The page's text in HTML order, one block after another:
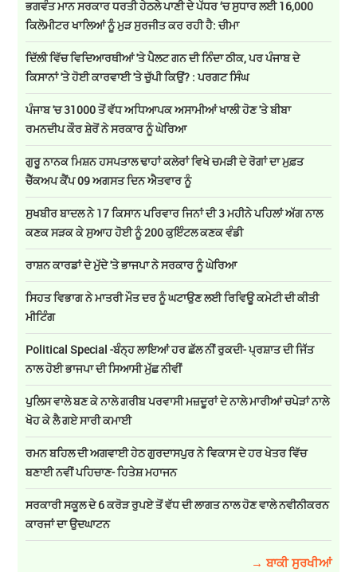
ਭਗਵੰਤ ਮਾਨ ਸਰਕਾਰ ਧਰਤੀ ਹੇਠਲੇ ਪਾਣੀ ਦੇ ਪੱਧਰ ‘ਚ ਸੁਧਾਰ ਲਈ 16,000
ਕਿਲੋਮੀਟਰ ਖਾਲਿਆਂ ਨੂੰ ਮੁੜ ਸੁਰਜੀਤ ਕਰ ਰਹੀ ਹੈ: ਚੀਮਾ
ਦਿੱਲੀ ਵਿੱਚ ਵਿਦਿਆਰਥੀਆਂ 'ਤੇ ਪੈਲਟ ਗਨ ਦੀ ਨਿੰਦਾ ਠੀਕ, ਪਰ ਪੰਜਾਬ ਦੇ
ਕਿਸਾਨਾਂ 'ਤੇ ਹੋਈ ਕਾਰਵਾਈ 'ਤੇ ਚੁੱਪੀ ਕਿਉਂ? : ਪਰਗਟ ਸਿੰਘ
ਪੰਜਾਬ 'ਚ 31000 ਤੋਂ ਵੱਧ ਅਧਿਆਪਕ ਅਸਾਮੀਆਂ ਖਾਲੀ ਹੋਣ 'ਤੇ ਬੀਬਾ
ਰਮਨਦੀਪ ਕੌਰ ਸ਼ੇਰੋਂ ਨੇ ਸਰਕਾਰ ਨੂੰ ਘੇਰਿਆ
ਗੁਰੂ ਨਾਨਕ ਮਿਸ਼ਨ ਹਸਪਤਾਲ ਢਾਹਾਂ ਕਲੇਰਾਂ ਵਿਖੇ ਚਮੜੀ ਦੇ ਰੋਗਾਂ ਦਾ ਮੁਫ਼ਤ
ਚੈੱਕਅਪ ਕੈਂਪ 09 ਅਗਸਤ ਦਿਨ ਐਤਵਾਰ ਨੂੰ
ਸੁਖਬੀਰ ਬਾਦਲ ਨੇ 17 ਕਿਸਾਨ ਪਰਿਵਾਰ ਜਿਨਾਂ ਦੀ 3 ਮਹੀਨੇ ਪਹਿਲਾਂ ਅੱਗ ਨਾਲ
ਕਣਕ ਸੜਕ ਕੇ ਸੁਆਹ ਹੋਈ ਨੂੰ 200 ਕੁਇੰਟਲ ਕਣਕ ਵੰਡੀ
ਰਾਸ਼ਨ ਕਾਰਡਾਂ ਦੇ ਮੁੱਦੇ 'ਤੇ ਭਾਜਪਾ ਨੇ ਸਰਕਾਰ ਨੂੰ ਘੇਰਿਆ
ਸਿਹਤ ਵਿਭਾਗ ਨੇ ਮਾਤਰੀ ਮੌਤ ਦਰ ਨੂੰ ਘਟਾਉਣ ਲਈ ਰਿਵਿਊ ਕਮੇਟੀ ਦੀ ਕੀਤੀ
ਮੀਟਿੰਗ
Political Special -ਬੰਨ੍ਹ ਲਾਇਆਂ ਹਰ ਛੱਲ ਨੀਂ ਰੁਕਦੀ- ਪ੍ਰਸ਼ਾਤ ਦੀ ਜਿੱਤ
ਨਾਲ ਹੋਈ ਭਾਜਪਾ ਦੀ ਸਿਆਸੀ ਮੁੱਛ ਨੀਵੀਂ
ਪੁਲਿਸ ਵਾਲੇ ਬਣ ਕੇ ਨਾਲੇ ਗਰੀਬ ਪਰਵਾਸੀ ਮਜ਼ਦੂਰਾਂ ਦੇ ਨਾਲੇ ਮਾਰੀਆਂ ਚਪੇੜਾਂ ਨਾਲੇ
ਖੋਹ ਕੇ ਲੈ ਗਏ ਸਾਰੀ ਕਮਾਈ
ਰਮਨ ਬਹਿਲ ਦੀ ਅਗਵਾਈ ਹੇਠ ਗੁਰਦਾਸਪੁਰ ਨੇ ਵਿਕਾਸ ਦੇ ਹਰ ਖੇਤਰ ਵਿੱਚ
ਬਣਾਈ ਨਵੀਂ ਪਹਿਚਾਣ- ਹਿਤੇਸ਼ ਮਹਾਜਨ
ਸਰਕਾਰੀ ਸਕੂਲ ਦੇ 6 ਕਰੋੜ ਰੁਪਏ ਤੋਂ ਵੱਧ ਦੀ ਲਾਗਤ ਨਾਲ ਹੋਣ ਵਾਲੇ ਨਵੀਨੀਕਰਨ
ਕਾਰਜਾਂ ਦਾ ਉਦਘਾਟਨ
→ ਬਾਕੀ ਸੁਰਖੀਆਂ